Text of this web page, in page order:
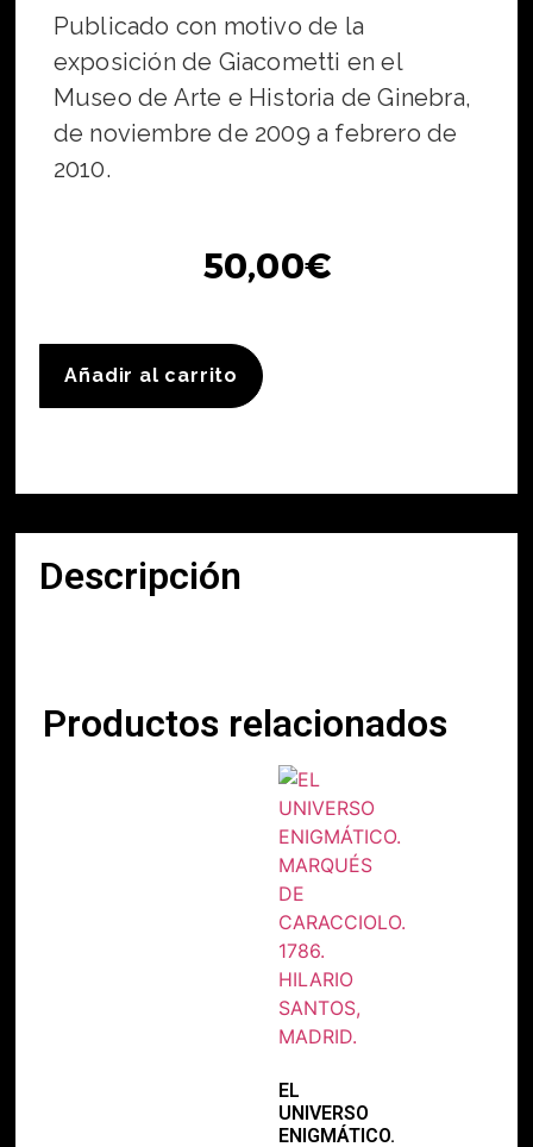
Publicado con motivo de la
exposición de Giacometti en el
Museo de Arte e Historia de Ginebra,
de noviembre de 2009 a febrero de
2010.
50,00€
Añadir al carrito
Descripción
Productos relacionados
EL
UNIVERSO
ENIGMÁTICO.